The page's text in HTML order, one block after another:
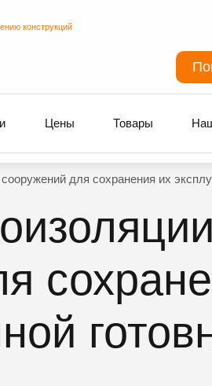
конструкций
Цены Товары
для сохранения их